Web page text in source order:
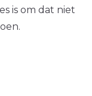
is om dat niet